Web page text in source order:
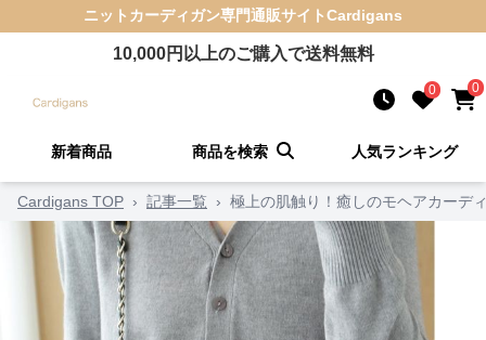
ニットカーディガン専門通販サイトCardigans
10,000円以上のご購入で送料無料
0 0
新着商品 商品を検索 人気ランキング
Cardigans TOP › 記事一覧 › 極上の肌触り！癒しのモヘアカーデ